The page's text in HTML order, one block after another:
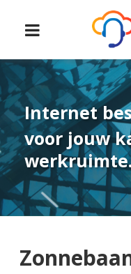
Internet
voor jouw